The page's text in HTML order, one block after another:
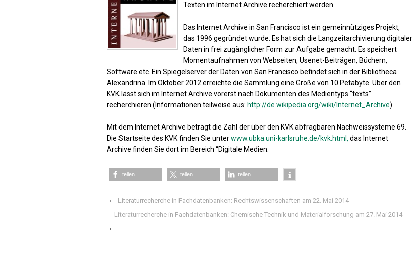
Texten im Internet Archive recherchiert werden.
Das Internet Archive in San Francisco ist ein gemeinnütziges Projekt,
das 1996 gegründet wurde. Es hat sich die Langzeitarchivierung digitaler
Daten in frei zugänglicher Form zur Aufgabe gemacht. Es speichert
Momentaufnahmen von Webseiten, Usenet-Beiträgen, Büchern,
Software etc. Ein Spiegelserver der Daten von San Francisco befindet sich in der Bibliotheca
Alexandrina. Im Oktober 2012 erreichte die Sammlung eine Größe von 10 Petabyte. Über den
KVK lässt sich im Internet Archive vorerst nach Dokumenten des Medientyps “texts”
recherchieren (Informationen teilweise aus: http://de.wikipedia.org/wiki/Internet_Archive).
Mit dem Internet Archive beträgt die Zahl der über den KVK abfragbaren Nachweissysteme 69.
Die Startseite des KVK finden Sie unterwww.ubka.uni-karlsruhe.de/kvk.html, das Internet
Archive finden Sie dort im Bereich “Digitale Medien.
teilen teilen teilen
‹
Literaturrecherche in Fachdatenbanken: Rechtswissenschaften am 22. Mai 2014
Literaturrecherche in Fachdatenbanken: Chemische Technik und Materialforschung am 27. Mai 2014
›